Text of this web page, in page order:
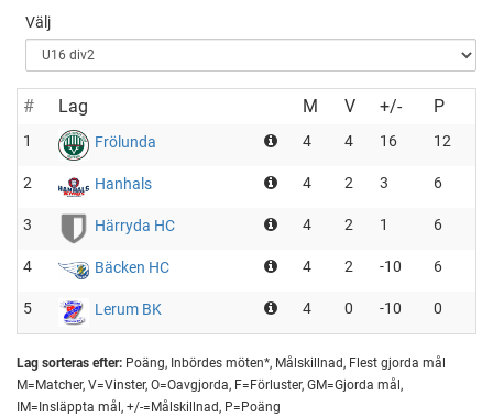
Välj
# Lag M V +/- P
1 Frölunda 4 4 16 12
2 Hanhals 4 2 3 6
3 Härryda HC 4 2 1 6
4 Bäcken HC 4 2 -10 6
5 Lerum BK 4 0 -10 0
Lag sorteras efter: Poäng, Inbördes möten*, Målskillnad, Flest gjorda mål
M=Matcher, V=Vinster, O=Oavgjorda, F=Förluster, GM=Gjorda mål,
IM=Insläppta mål, +/-=Målskillnad, P=Poäng